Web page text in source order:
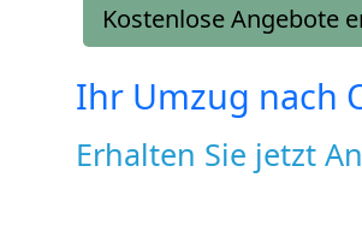
Kostenlose Angebote
Ihr Umzug nach
Erhalten Sie jetzt